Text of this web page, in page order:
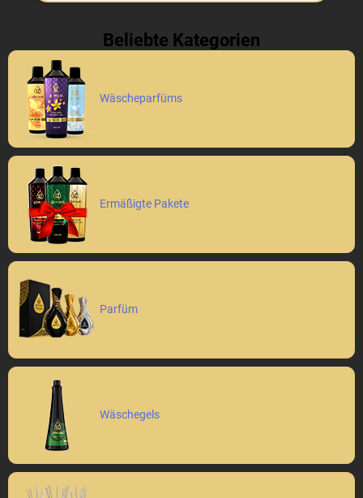
Beliebte Kategorien
Wäscheparfüms
Ermäßigte Pakete
Parfüm
Wäschegels